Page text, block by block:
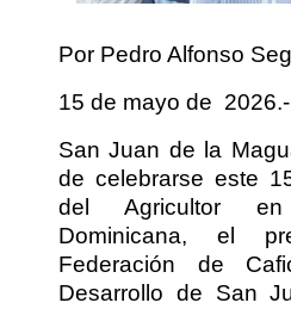
Por Pedro Alfonso
15 de mayo de 2026.-
San Juan de la
de celebrarse este
del Agricultor
Dominicana, el
Federación de
Desarrollo de San